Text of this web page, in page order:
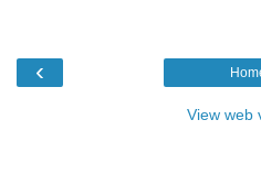
‹
View web